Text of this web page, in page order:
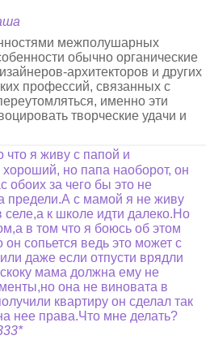
межполушарных
обычно органические
архитекторов и других
профессий, связанных с
именно эти
творческие удачи и
я живу с папой и
но папа наоборот, он
обоих за чего бы это не
с мамой я не живу
селе,а к школе идти далеко.Но
в том что я боюсь об этом
сопьется ведь это может с
даже если отпусти врядли
мама должна ему не
она не виновата в
квартиру он сделал так
нее права.Что мне делать?